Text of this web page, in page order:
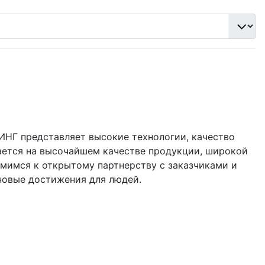
представляет высокие технологии, качество
на высочайшем качестве продукции, широкой
к открытому партнерству с заказчиками и
достижения для людей.